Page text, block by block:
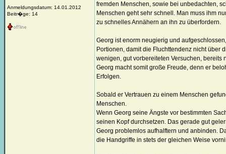
Anmeldungsdatum: 14.01.2012
Beitr�ge: 14
fremden Menschen, sowie bei unbedachten,
Menschen geht sehr schnell. Man muss ihm
zu schnelles Annähern an ihn zu überfordern.
Georg ist enorm neugierig und
Portionen, damit die Fluchttendenz nicht über
wenigen, gut vorbereiteten Versuchen,
Georg macht somit große Freude, denn er
Erfolgen.
Sobald er Vertrauen zu einem Menschen
Menschen.
Wenn Georg seine Ängste vor bestimmten
seinen Kopf durchsetzen. Das gerade gut
Georg problemlos aufhalftern und anbinden.
die Handgriffe in stets der gleichen Weise